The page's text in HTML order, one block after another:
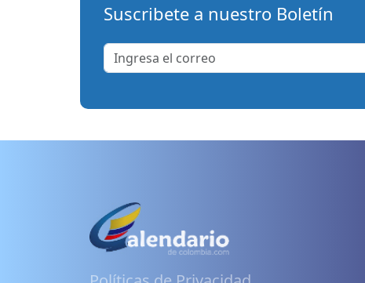
Suscribete a nuestro Boletín